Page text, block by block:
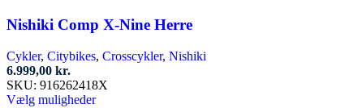
Nishiki Comp X-Nine Herre
Cykler, Citybikes, Crosscykler, Nishiki
6.999,00 kr.
SKU: 916262418X
Vælg mulighederDette